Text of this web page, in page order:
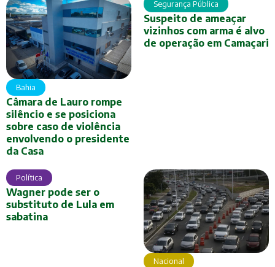
Bahia
Câmara de Lauro rompe
silêncio e se posiciona
sobre caso de violência
envolvendo o presidente
da Casa
Segurança Pública
Suspeito de ameaçar
vizinhos com arma é alvo
de operação em Camaçari
Política
Wagner pode ser o
substituto de Lula em
sabatina
Nacional